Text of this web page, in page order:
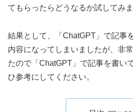
てもらったらどうなるか試してみま
結果として、「ChatGPT」で記事
内容になってしまいましたが、非
たので「ChatGPT」で記事を書い
ひ参考にしてください。